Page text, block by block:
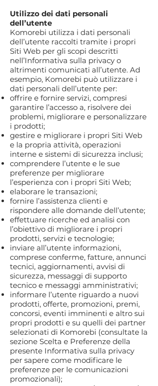
Utilizzo dei dati personali
dell’utente
Komorebi utilizza i dati personali
dell’utente raccolti tramite i propri
Siti Web per gli scopi descritti
nell’Informativa sulla privacy o
altrimenti comunicati all’utente. Ad
esempio, Komorebi può utilizzare i
dati personali dell’utente per:
offrire e fornire servizi, compresi
garantire l’accesso a, risolvere dei
problemi, migliorare e personalizzare
i prodotti;
gestire e migliorare i propri Siti Web
e la propria attività, operazioni
interne e sistemi di sicurezza inclusi;
comprendere l’utente e le sue
preferenze per migliorare
l’esperienza con i propri Siti Web;
elaborare le transazioni;
fornire l’assistenza clienti e
rispondere alle domande dell’utente;
effettuare ricerche ed analisi con
l’obiettivo di migliorare i propri
prodotti, servizi e tecnologie;
inviare all’utente informazioni,
comprese conferme, fatture, annunci
tecnici, aggiornamenti, avvisi di
sicurezza, messaggi di supporto
tecnico e messaggi amministrativi;
informare l’utente riguardo a nuovi
prodotti, offerte, promozioni, premi,
concorsi, eventi imminenti e altro sui
propri prodotti e su quelli dei partner
selezionati di Komorebi (consultate la
sezione Scelta e Preferenze della
presente Informativa sulla privacy
per sapere come modificare le
preferenze per le comunicazioni
promozionali);